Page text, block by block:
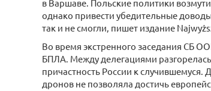
в Варшаве. Польские политики
однако привести убедительные
так и не смогли, пишет издание
Во время экстренного заседания СБ
БПЛА. Между делегациями
причастность России к
дронов не позволяла достичь